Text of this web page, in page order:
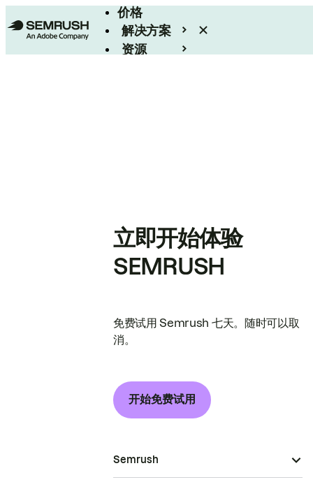
价格
解决方案
资源
立即开始体验
SEMRUSH
免费试用 Semrush 七天。随时可以取
消。
开始免费试用
Semrush